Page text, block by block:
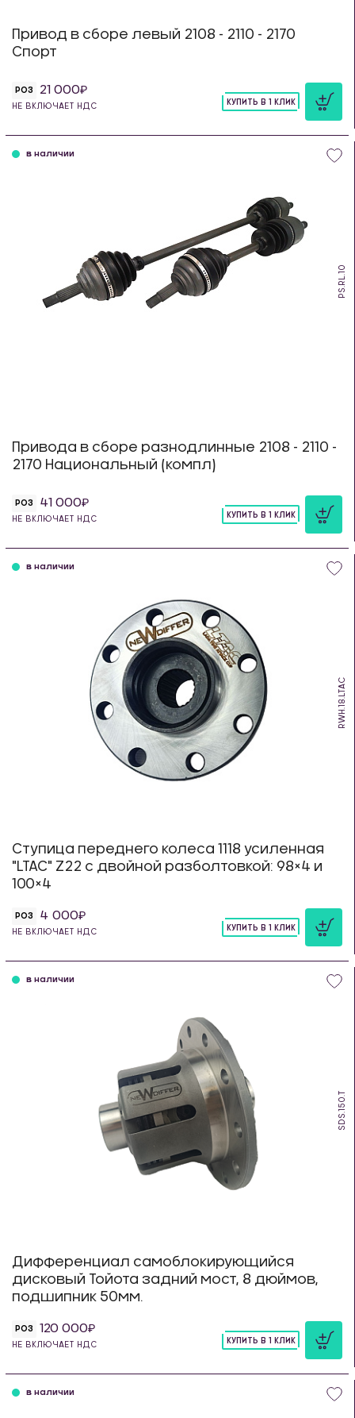
Привод в сборе левый 2108 - 2110 - 2170
Спорт
РОЗ 21 000
НЕ ВКЛЮЧАЕТ НДС
КУПИТЬ В 1 КЛИК
PS.RL.10
в наличии
Привода в сборе разнодлинные 2108 - 2110 -
2170 Национальный (компл)
РОЗ 41 000
НЕ ВКЛЮЧАЕТ НДС
КУПИТЬ В 1 КЛИК
RWH.18.LTAC
в наличии
Ступица переднего колеса 1118 усиленная
"LTAC" Z22 с двойной разболтовкой: 98×4 и
100×4
РОЗ 4 000
НЕ ВКЛЮЧАЕТ НДС
КУПИТЬ В 1 КЛИК
SDS.150.T
в наличии
Дифференциал самоблокирующийся
дисковый Тойота задний мост, 8 дюймов,
подшипник 50мм.
РОЗ 120 000
НЕ ВКЛЮЧАЕТ НДС
КУПИТЬ В 1 КЛИК
в наличии